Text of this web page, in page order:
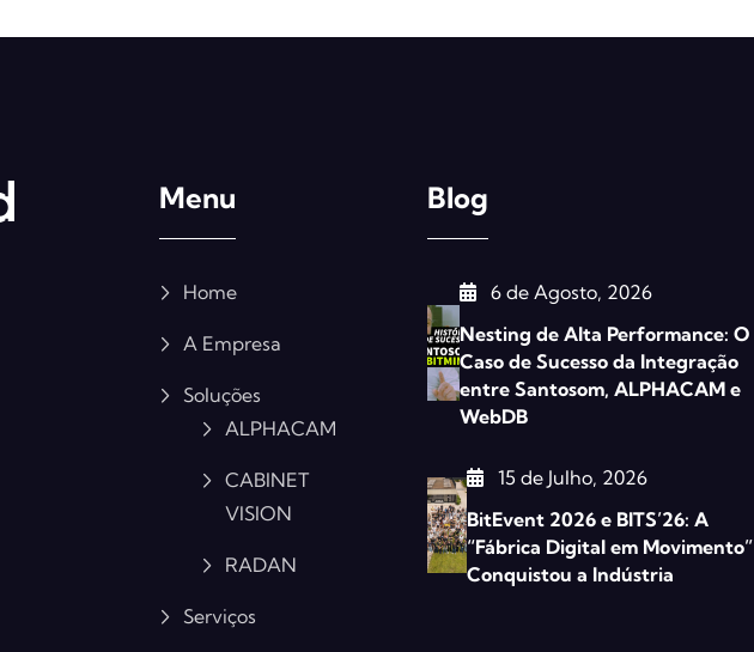
Menu
Home
A Empresa
Soluções
ALPHACAM
CABINET
VISION
RADAN
Serviços
Blog
6 de Agosto, 2026
Nesting de Alta Performance: O
Caso de Sucesso da Integração
entre Santosom, ALPHACAM e
WebDB
15 de Julho, 2026
BitEvent 2026 e BITS’26: A
“Fábrica Digital em Movimento”
Conquistou a Indústria